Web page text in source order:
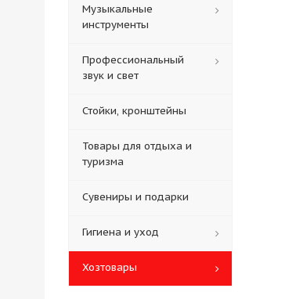
Музыкальные
инструменты
Профессиональный
звук и свет
Стойки, кронштейны
Товары для отдыха и
туризма
Сувениры и подарки
Гигиена и уход
Хозтовары